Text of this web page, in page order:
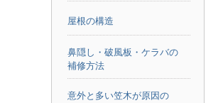
屋根の構造
鼻隠し・破風板・ケラバの
補修方法
意外と多い笠木が原因の